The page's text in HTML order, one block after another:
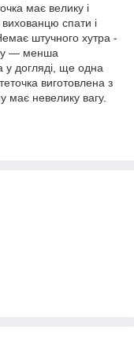
має велику і
спати і
штучного хутра -
— менша
у догляді, ще одна
виготовлена з
має невелику вагу.